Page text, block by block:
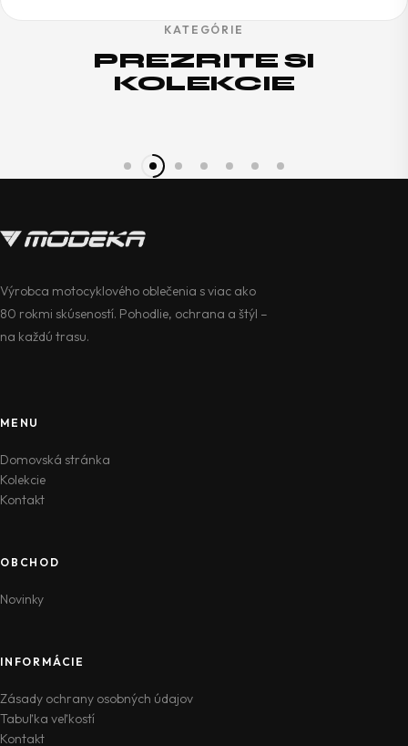
KATEGÓRIE
PREZRITE SI
KOLEKCIE
Výrobca motocyklového oblečenia s viac ako
80 rokmi skúseností. Pohodlie, ochrana a štýl –
na každú trasu.
MENU
Domovská stránka
Kolekcie
Kontakt
OBCHOD
Novinky
INFORMÁCIE
Zásady ochrany osobných údajov
Tabuľka veľkostí
Kontakt